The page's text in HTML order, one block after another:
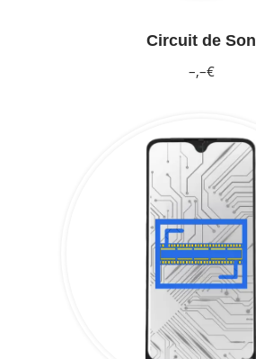
Circuit de Son
–,–€